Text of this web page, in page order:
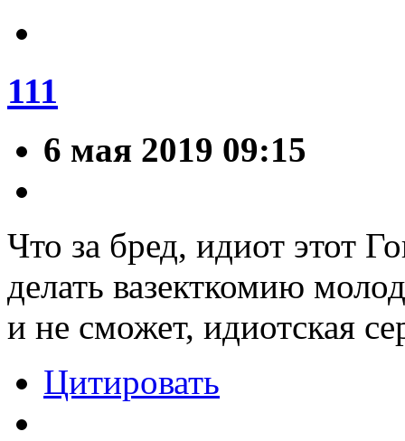
111
6 мая 2019 09:15
Что за бред, идиот этот
делать вазекткомию
и не сможет, идиотская
Цитировать